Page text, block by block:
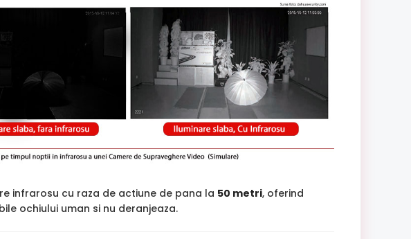
infrarosu cu raza de actiune de pana la 50 metri, oferind
ochiului uman si nu deranjeaza.